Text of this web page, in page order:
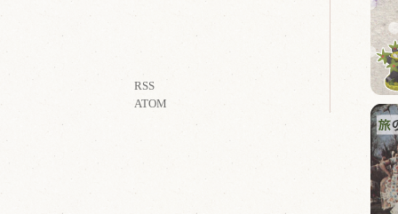
RSS
ATOM